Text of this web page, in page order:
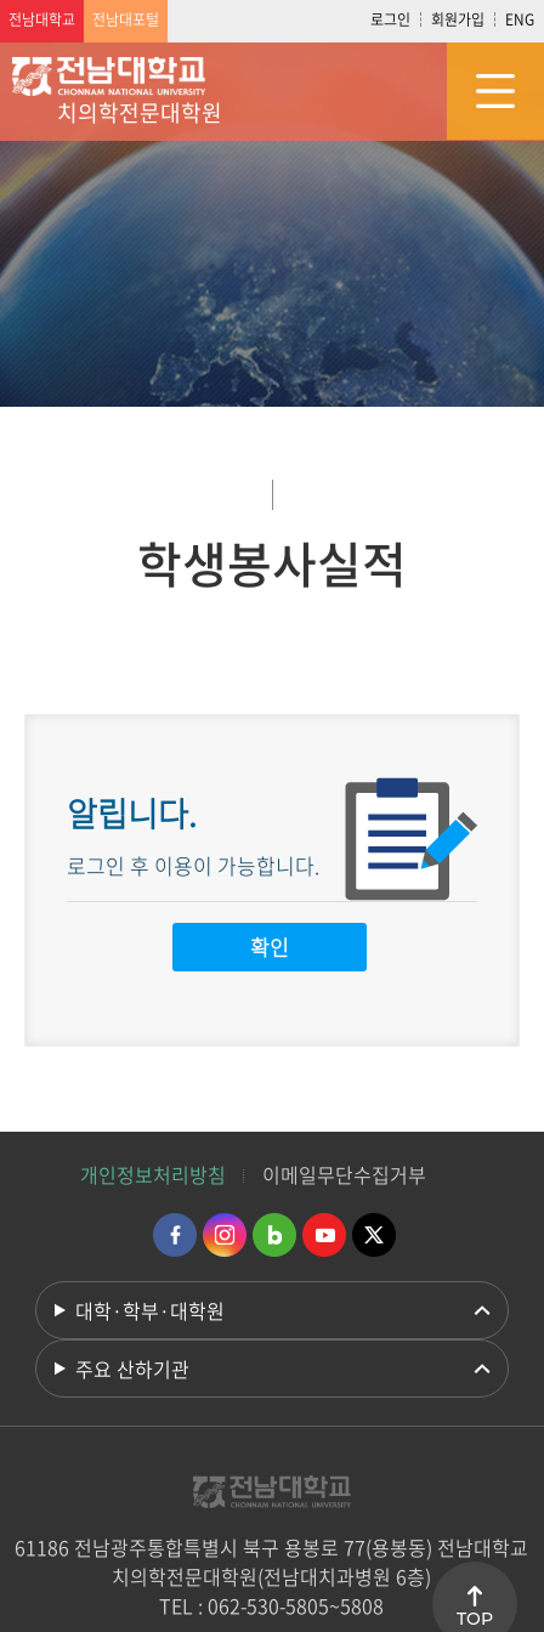
전남대학교 전남대포털 로그인 회원가입 ENG
치의학전문대학원
학생봉사실적
알립니다.
로그인 후 이용이 가능합니다.
개인정보처리방침 이메일무단수집거부
대학·학부·대학원
주요 산하기관
61186 전남광주통합특별시 북구 용봉로 77(용봉동) 전남대학교
치의학전문대학원(전남대치과병원 6층)
TEL : 062-530-5805~5808
TOP